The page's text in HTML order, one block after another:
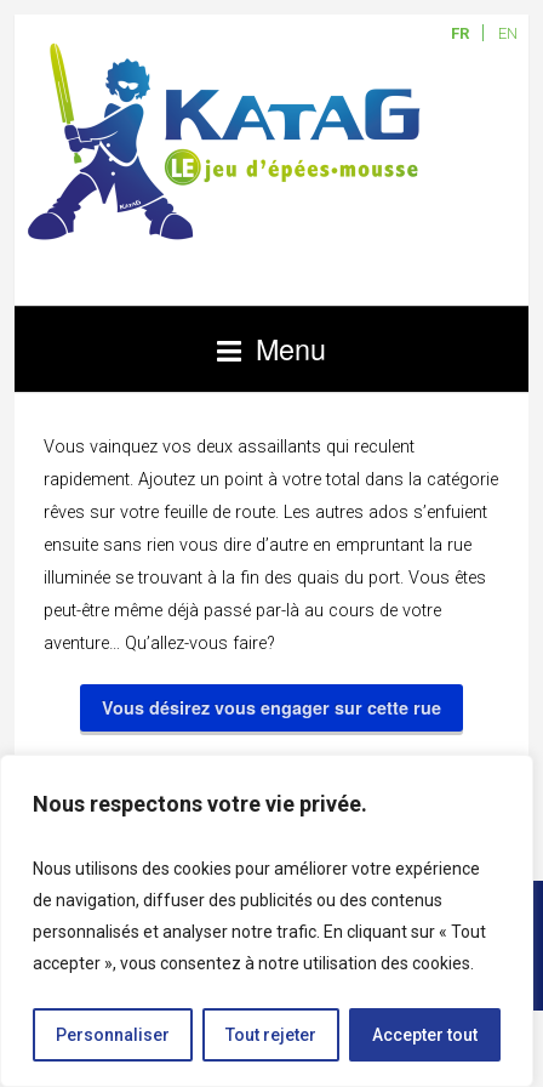
Nous respectons votre vie privée.
Nous utilisons des cookies pour améliorer votre expérience
de navigation, diffuser des publicités ou des contenus
personnalisés et analyser notre trafic. En cliquant sur « Tout
accepter », vous consentez à notre utilisation des cookies.
Personnaliser Tout rejeter Accepter tout
FR EN
Menu
Vous vainquez vos deux assaillants qui reculent
rapidement. Ajoutez un point à votre total dans la catégorie
rêves sur votre feuille de route. Les autres ados s’enfuient
ensuite sans rien vous dire d’autre en empruntant la rue
illuminée se trouvant à la fin des quais du port. Vous êtes
peut-être même déjà passé par-là au cours de votre
aventure… Qu’allez-vous faire?
Vous désirez vous engager sur cette rue
Copyright © 2026 • Tous droits réservés • Katag